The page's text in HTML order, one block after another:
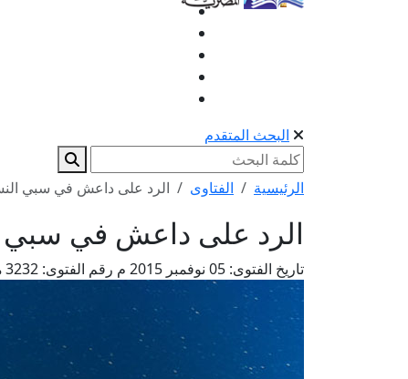
البحث المتقدم
الرئيسية الفتاوى الرد على داعش في سبي
الرد على داعش في سبي
تاريخ الفتوى: رقم الفتوى: